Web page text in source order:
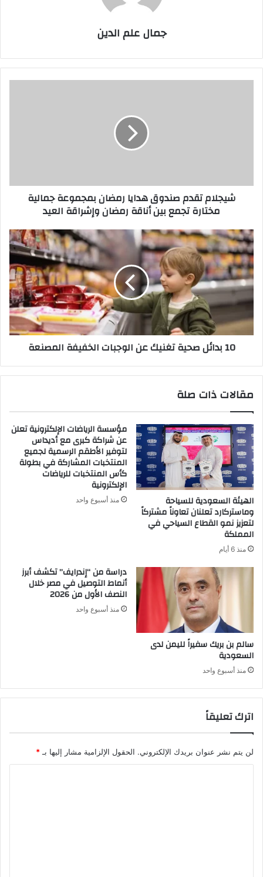
جمال علم الدين
تجمع
وإشراقة
العيد
شيجلام تقدم صندوق هدايا رمضان بمجموعة جمالية
مختارة تجمع بين أناقة رمضان وإشراقة العيد
10
بدائل
صحية
تغنيك
عن
الوجبات
الخفيفة
المصنعة
10 بدائل صحية تغنيك عن الوجبات الخفيفة المصنعة
مقالات ذات صلة
الهيئة السعودية للسياحة
وماستركارد تعلنان تعاوناً مشتركاً
لتعزيز نمو القطاع السياحي في
المملكة
منذ 6 أيام
مؤسسة الرياضات الإلكترونية تعلن
عن شراكة كبرى مع أديداس
لتوفير الأطقم الرسمية لجميع
المنتخبات المشاركة في بطولة
كأس المنتخبات للرياضات
الإلكترونية
منذ أسبوع واحد
سالم بن بريك سفيراً لليمن لدى
السعودية
منذ أسبوع واحد
دراسة من “إندرايف” تكشف أبرز
أنماط التوصيل في مصر خلال
النصف الأول من 2026
منذ أسبوع واحد
اترك تعليقاً
لن يتم نشر عنوان بريدك الإلكتروني. الحقول الإلزامية مشار إليها بـ *